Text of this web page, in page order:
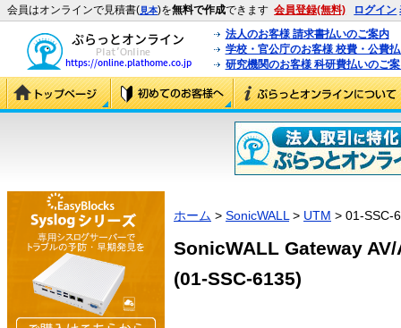
会員はオンラインで見積書(見本)を無料で作成できます 会員登録(無料) ログイン
法人のお客様 請求書払いのご案内
学校・官公庁のお客様 校費・公費
研究機関のお客様 科研費払いのご
ホーム > SonicWALL > UTM > 01-SSC-
SonicWALL Gateway
(01-SSC-6135)